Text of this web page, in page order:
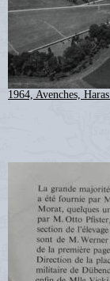
1964, Avenches,